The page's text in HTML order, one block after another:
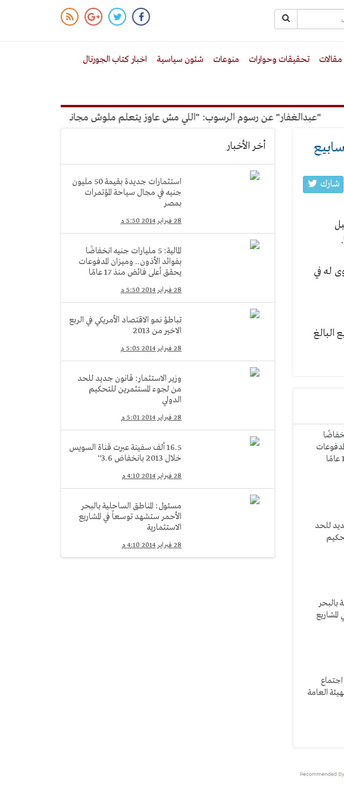
مقالات تحقيقات وحوارات منوعات شئون سياسية اخبار كتاب الجورنال
"عبدالغفار" عن رسوم الرسوب: "اللي مش عاوز يتعلم ملوش مجانية"
شارك
مستوى له في
البالغ
انخفاضًا
للحد
بالبحر
العامة
أخر الأخبار
استثمارات جديدة بقيمة 50 مليون
جنيه في مجال سياحة المؤتمرات
بمصر
28 فبراير 2014 5:50 م
المالية: 5 مليارات جنيه انخفاضًا
بفوائد الأذون.. وميزان المدفوعات
يحقق أعلى فائض منذ 17 عامًا
28 فبراير 2014 5:50 م
تباطؤ نمو الاقتصاد الأمريكي في الربع
الاخير من 2013
28 فبراير 2014 5:05 م
وزير الاستثمار: قانون جديد للحد
من لجوء المستثمرين للتحكيم
الدولي
28 فبراير 2014 5:01 م
16.5 ألف سفينة عبرت قناة السويس
خلال 2013 بانخفاض 3.6''
28 فبراير 2014 4:10 م
مسئول: المناطق الساحلية بالبحر
الأحمر ستشهد توسعاً في المشاريع
الاستثمارية
28 فبراير 2014 4:10 م